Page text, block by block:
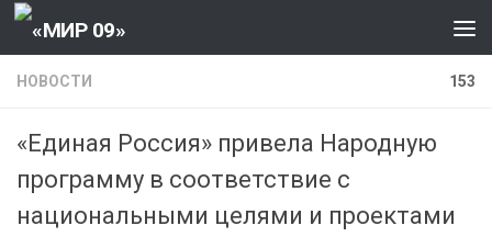
Перейти к содержанию
НОВОСТИ 153
«Единая Россия» привела Народную
программу в соответствие с
национальными целями и проектами